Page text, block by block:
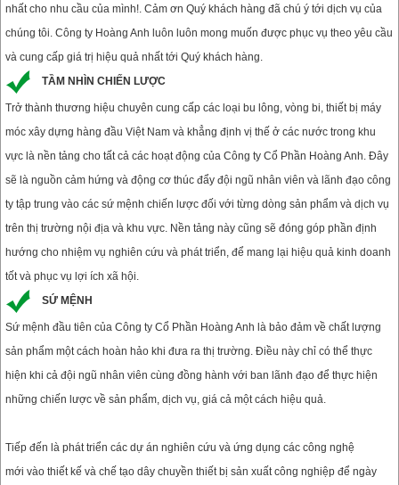
nhất cho nhu cầu của mình!. Cảm ơn Quý khách hàng đã chú ý tới dịch vụ của
chúng tôi. Công ty Hoàng Anh luôn luôn mong muốn được phục vụ theo yêu cầu
và cung cấp giá trị hiệu quả nhất tới Quý khách hàng.
TẦM NHÌN CHIẾN LƯỢC
Trở thành thương hiệu chuyên cung cấp các loại bu lông, vòng bi, thiết bị máy
móc xây dựng hàng đầu Việt Nam và khẳng định vị thế ở các nước trong khu
vực là nền tảng cho tất cả các hoạt động của Công ty Cổ Phần Hoàng Anh. Đây
sẽ là nguồn cảm hứng và động cơ thúc đẩy đội ngũ nhân viên và lãnh đạo công
ty tập trung vào các sứ mệnh chiến lược đối với từng dòng sản phẩm và dịch vụ
trên thị trường nội địa và khu vực. Nền tảng này cũng sẽ đóng góp phần định
hướng cho nhiệm vụ nghiên cứu và phát triển, để mang lại hiệu quả kinh doanh
tốt và phục vụ lợi ích xã hội.
SỨ MỆNH
Sứ mệnh đầu tiên của Công ty Cổ Phần Hoàng Anh là bảo đảm về chất lượng
sản phẩm một cách hoàn hảo khi đưa ra thị trường. Điều này chỉ có thể thực
hiện khi cả đội ngũ nhân viên cùng đồng hành với ban lãnh đạo để thực hiện
những chiến lược về sản phẩm, dịch vụ, giá cả một cách hiệu quả.
Tiếp đến là phát triển các dự án nghiên cứu và ứng dụng các công nghệ
mới vào thiết kế và chế tạo dây chuyền thiết bị sản xuất công nghiệp để ngày